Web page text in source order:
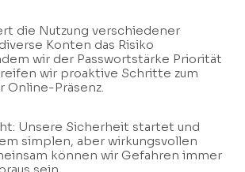
die Nutzung verschiedener
Konten das Risiko
wir der Passwortstärke Priorität
wir proaktive Schritte zum
Online-Präsenz.
Unsere Sicherheit startet und
simplen, aber wirkungsvollen
können wir Gefahren immer